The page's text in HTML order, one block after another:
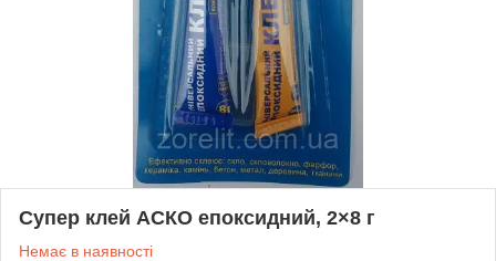
Супер клей АСКО епоксидний, 2×8 г
Немає в наявності